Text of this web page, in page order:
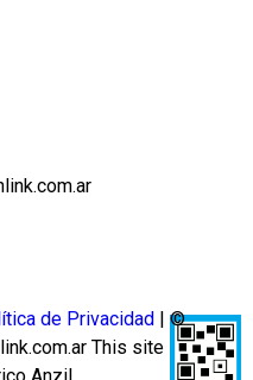
de Privacidad | ©
This site
Anzil